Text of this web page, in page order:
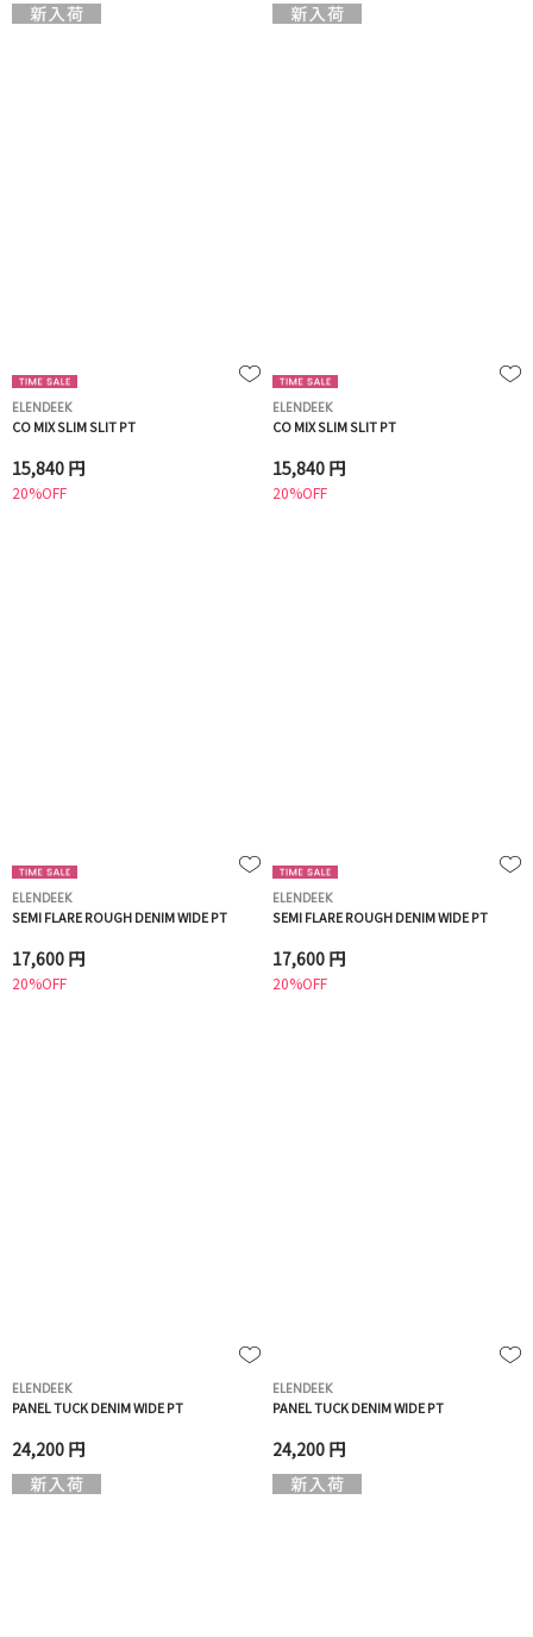
ELENDEEK
CO MIX SLIM SLIT PT
15,840 円
20%OFF
ELENDEEK
CO MIX SLIM SLIT PT
15,840 円
20%OFF
ELENDEEK
SEMI FLARE ROUGH DENIM WIDE PT
17,600 円
20%OFF
ELENDEEK
SEMI FLARE ROUGH DENIM WIDE PT
17,600 円
20%OFF
ELENDEEK
PANEL TUCK DENIM WIDE PT
24,200 円
ELENDEEK
PANEL TUCK DENIM WIDE PT
24,200 円